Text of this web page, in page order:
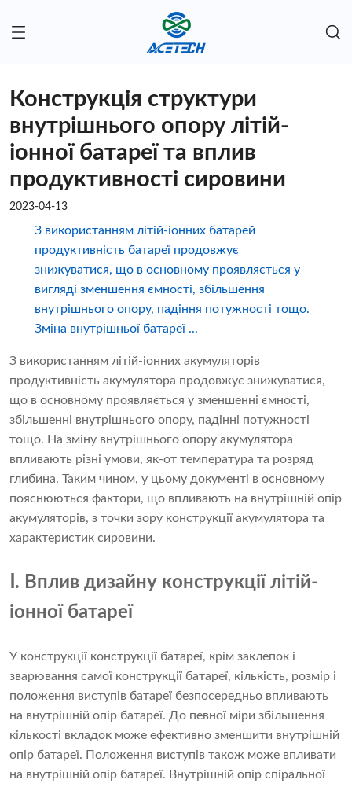
Конструкція структури
внутрішнього опору літій-
іонної батареї та вплив
продуктивності сировини
2023-04-13
З використанням літій-іонних батарей
продуктивність батареї продовжує
знижуватися, що в основному проявляється у
вигляді зменшення ємності, збільшення
внутрішнього опору, падіння потужності тощо.
Зміна внутрішньої батареї ...
З використанням літій-іонних акумуляторів
продуктивність акумулятора продовжує знижуватися,
що в основному проявляється у зменшенні ємності,
збільшенні внутрішнього опору, падінні потужності
тощо. На зміну внутрішнього опору акумулятора
впливають різні умови, як-от температура та розряд
глибина. Таким чином, у цьому документі в основному
пояснюються фактори, що впливають на внутрішній опір
акумуляторів, з точки зору конструкції акумулятора та
характеристик сировини.
Ⅰ. Вплив дизайну конструкції літій-
іонної батареї
У конструкції конструкції батареї, крім заклепок і
зварювання самої конструкції батареї, кількість, розмір і
положення виступів батареї безпосередньо впливають
на внутрішній опір батареї. До певної міри збільшення
кількості вкладок може ефективно зменшити внутрішній
опір батареї. Положення виступів також може впливати
на внутрішній опір батареї. Внутрішній опір спіральної